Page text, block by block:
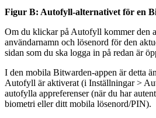
Figur B: Autofyll-alternativet för en
Om du klickar på Autofyll kommer den
användarnamn och lösenord för den
sidan som du ska logga in på redan är
I den mobila Bitwarden-appen är detta
Autofyll är aktiverat (i Inställningar >
autofylla appreferenser (när du har
biometri eller ditt mobila lösenord/PIN).